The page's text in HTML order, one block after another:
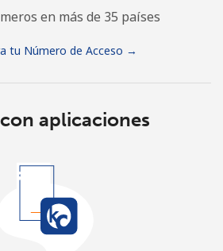
en más de 35 países
tu Número de Acceso →
aplicaciones